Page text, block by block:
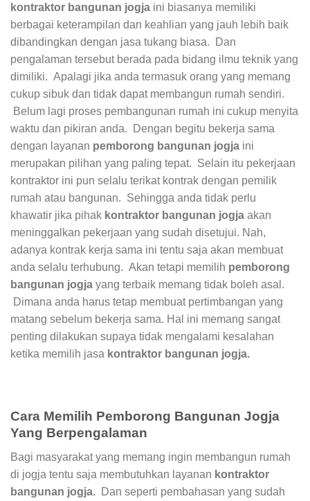
kontraktor bangunan jogja ini biasanya memiliki
berbagai keterampilan dan keahlian yang jauh lebih baik
dibandingkan dengan jasa tukang biasa. Dan
pengalaman tersebut berada pada bidang ilmu teknik yang
dimiliki. Apalagi jika anda termasuk orang yang memang
cukup sibuk dan tidak dapat membangun rumah sendiri.
Belum lagi proses pembangunan rumah ini cukup menyita
waktu dan pikiran anda. Dengan begitu bekerja sama
dengan layanan pemborong bangunan jogja ini
merupakan pilihan yang paling tepat. Selain itu pekerjaan
kontraktor ini pun selalu terikat kontrak dengan pemilik
rumah atau bangunan. Sehingga anda tidak perlu
khawatir jika pihak kontraktor bangunan jogja akan
meninggalkan pekerjaan yang sudah disetujui. Nah,
adanya kontrak kerja sama ini tentu saja akan membuat
anda selalu terhubung. Akan tetapi memilih pemborong
bangunan jogja yang terbaik memang tidak boleh asal.
Dimana anda harus tetap membuat pertimbangan yang
matang sebelum bekerja sama. Hal ini memang sangat
penting dilakukan supaya tidak mengalami kesalahan
ketika memilih jasa kontraktor bangunan jogja.
Cara Memilih Pemborong Bangunan Jogja
Yang Berpengalaman
Bagi masyarakat yang memang ingin membangun rumah
di jogja tentu saja membutuhkan layanan kontraktor
bangunan jogja. Dan seperti pembahasan yang sudah